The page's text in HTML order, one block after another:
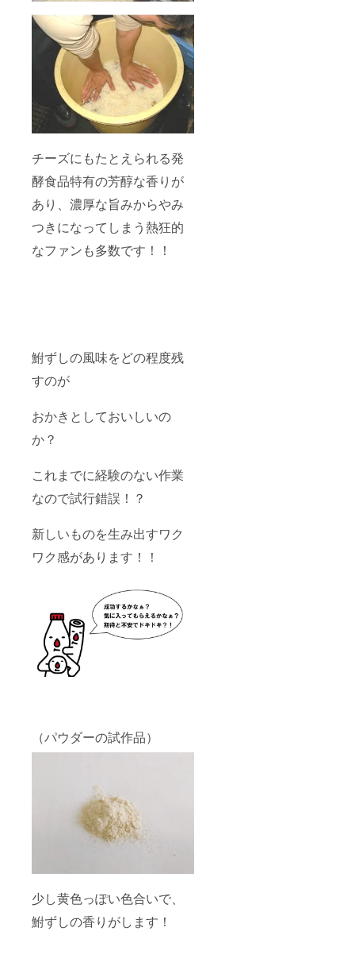
チーズにもたとえられる発
酵食品特有の芳醇な香りが
あり、濃厚な旨みからやみ
つきになってしまう熱狂的
なファンも多数です！！
鮒ずしの風味をどの程度残
すのが
おかきとしておいしいの
か？
これまでに経験のない作業
なので試行錯誤！？
新しいものを生み出すワク
ワク感があります！！
（パウダーの試作品）
少し黄色っぽい色合いで、
鮒ずしの香りがします！